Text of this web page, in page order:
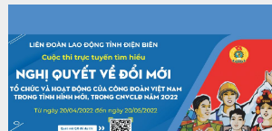
Thông tin chuyên đề: Một số nôi dung
về sắp xếp tổ chức bộ máy của hệ
thống chính trị tinh gọn, hoạt động hiệu
lực, hiệu quả
Thời gian đăng: 25/12/2024
lượt xem: 1226 | lượt tải:339